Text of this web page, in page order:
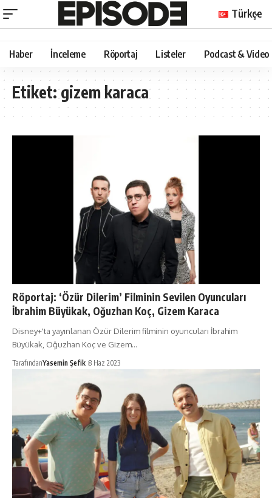
Türkçe
Haber İnceleme Röportaj Listeler Podcast & Video
Etiket:gizem karaca
Röportaj: ‘Özür Dilerim’ Filminin Sevilen Oyuncuları
İbrahim Büyükak, Oğuzhan Koç, Gizem Karaca
Disney+'ta yayınlanan Özür Dilerim filminin oyuncuları İbrahim
Büyükak, Oğuzhan Koç ve Gizem…
TarafındanYasemin Şefik 8 Haz 2023